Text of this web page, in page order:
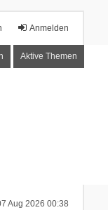
Anmelden
Aktive Themen
Aug 2026 00:38